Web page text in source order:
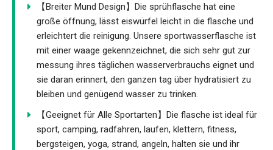
【Breiter Mund Design】Die sprühflasche hat eine
große öffnung, lässt eiswürfel leicht in die flasche und
erleichtert die reinigung. Unsere sportwasserflasche ist
mit einer waage gekennzeichnet, die sich sehr gut zur
messung ihres täglichen wasserverbrauchs eignet und
sie daran erinnert, den ganzen tag über hydratisiert zu
bleiben und genügend wasser zu trinken.
【Geeignet für Alle Sportarten】Die flasche ist ideal für
sport, camping, radfahren, laufen, klettern, fitness,
bergsteigen, yoga, strand, angeln, halten sie und ihr